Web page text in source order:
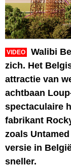
VIDEO
Walibi
zich. Het
attractie van
achtbaan
spectaculaire
fabrikant
zoals
versie in
sneller.